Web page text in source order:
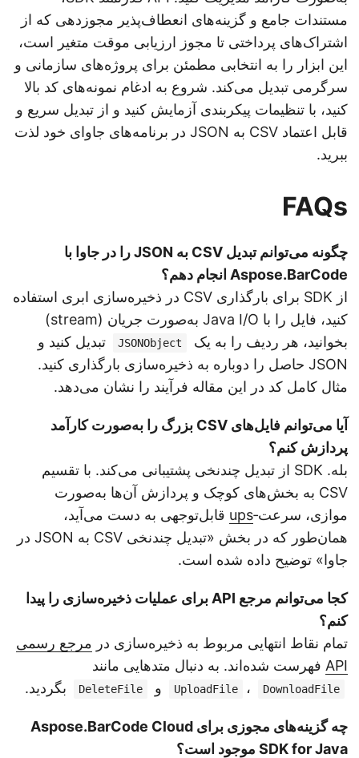
مستندات جامع و گزینه‌های انعطاف‌پذیر مجوزدهی که از
اشتراک‌های پرداختی تا مجوز ارزیابی موقت متغیر است،
این ابزار را به انتخابی مطمئن برای پروژه‌های سازمانی و
سرگرمی تبدیل می‌کند. شروع به ادغام نمونه‌های کد بالا
کنید، با تنظیمات پیکربندی آزمایش کنید و از تبدیل سریع و
قابل اعتماد CSV به JSON در برنامه‌های جاوای خود لذت
ببرید.
FAQs
چگونه می‌توانم تبدیل CSV به JSON را در جاوا با
Aspose.BarCode انجام دهم؟
از SDK برای بارگذاری CSV در ذخیره‌سازی ابری استفاده
کنید، فایل را با Java I/O به‌صورت جریان (stream)
بخوانید، هر ردیف را به یک
JSONObject
تبدیل کنید و
JSON حاصل را دوباره به ذخیره‌سازی بارگذاری کنید.
مثال کامل کد در این مقاله فرآیند را نشان می‌دهد.
آیا می‌توانم فایل‌های CSV بزرگ را به‌صورت کارآمد
پردازش کنم؟
بله. SDK از تبدیل چندنخی پشتیبانی می‌کند. با تقسیم
CSV به بخش‌های کوچک و پردازش آن‌ها به‌صورت
موازی، سرعت‑upsقابل‌توجهی به دست می‌آید،
همان‌طور که در بخش «تبدیل چندنخی CSV به JSON در
جاوا» توضیح داده شده است.
کجا می‌توانم مرجع API برای عملیات ذخیره‌سازی را پیدا
کنم؟
تمام نقاط انتهایی مربوط به ذخیره‌سازی در مرجع رسمی
APIفهرست شده‌اند. به دنبال متدهایی مانند
UploadFile DownloadFile و DeleteFile بگردید.
چه گزینه‌های مجوزی برای Aspose.BarCode Cloud
SDK for Java موجود است؟